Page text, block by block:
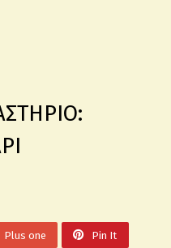
Plus one Pin It